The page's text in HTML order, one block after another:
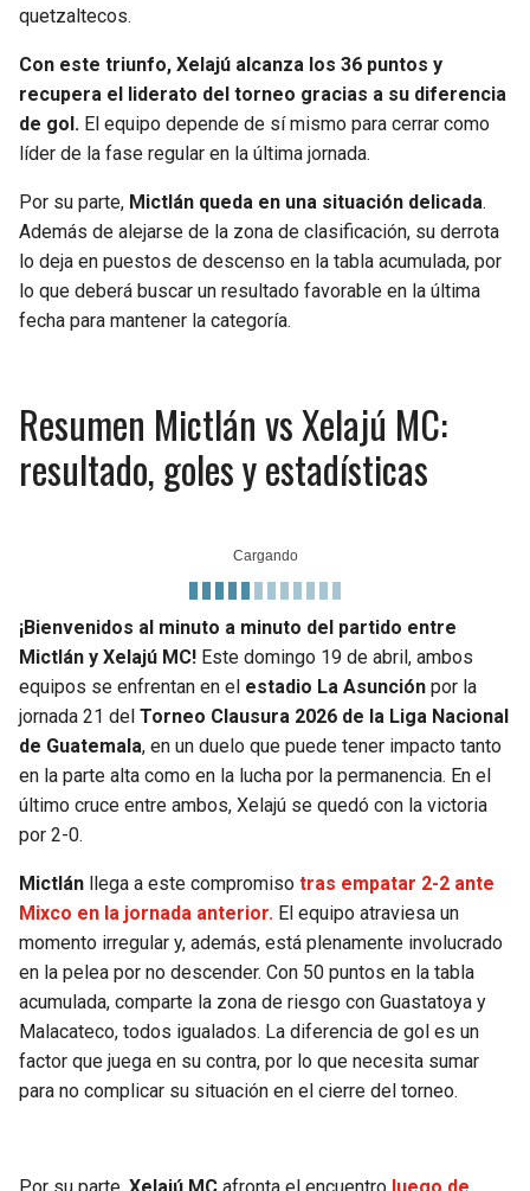
quetzaltecos.
Con este triunfo, Xelajú alcanza los 36 puntos y
recupera el liderato del torneo gracias a su diferencia
de gol. El equipo depende de sí mismo para cerrar como
líder de la fase regular en la última jornada.
Por su parte, Mictlán queda en una situación delicada.
Además de alejarse de la zona de clasificación, su derrota
lo deja en puestos de descenso en la tabla acumulada, por
lo que deberá buscar un resultado favorable en la última
fecha para mantener la categoría.
Resumen Mictlán vs Xelajú MC:
resultado, goles y estadísticas
¡Bienvenidos al minuto a minuto del partido entre
Mictlán y Xelajú MC! Este domingo 19 de abril, ambos
equipos se enfrentan en el estadio La Asunción por la
jornada 21 del Torneo Clausura 2026 de la Liga Nacional
de Guatemala, en un duelo que puede tener impacto tanto
en la parte alta como en la lucha por la permanencia. En el
último cruce entre ambos, Xelajú se quedó con la victoria
por 2-0.
Mictlán llega a este compromiso tras empatar 2-2 ante
Mixco en la jornada anterior. El equipo atraviesa un
momento irregular y, además, está plenamente involucrado
en la pelea por no descender. Con 50 puntos en la tabla
acumulada, comparte la zona de riesgo con Guastatoya y
Malacateco, todos igualados. La diferencia de gol es un
factor que juega en su contra, por lo que necesita sumar
para no complicar su situación en el cierre del torneo.